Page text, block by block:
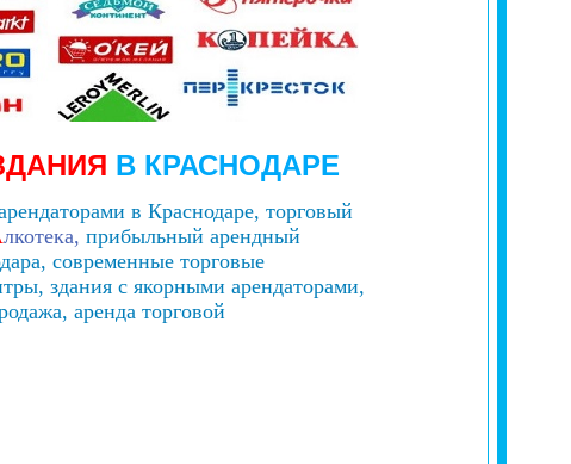
В КРАСНОДАРЕ
в Краснодаре, торговый
лкотека, прибыльный арендный
современные торговые
здания с якорными арендаторами,
аренда торговой